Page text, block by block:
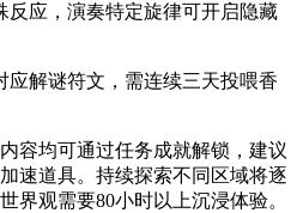
反应，演奏特定旋律可开启隐藏
应解谜符文，需连续三天投喂香
容均可通过任务成就解锁，建议
速道具。持续探索不同区域将逐
界观需要80小时以上沉浸体验。